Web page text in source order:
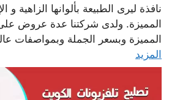
نافذة ليرى الطبيعة بألوانها الزاهية و
المميزة. ولدى شركتنا عدة عروض
المميزة وبسعر الجملة وبمواصفات
المزيد